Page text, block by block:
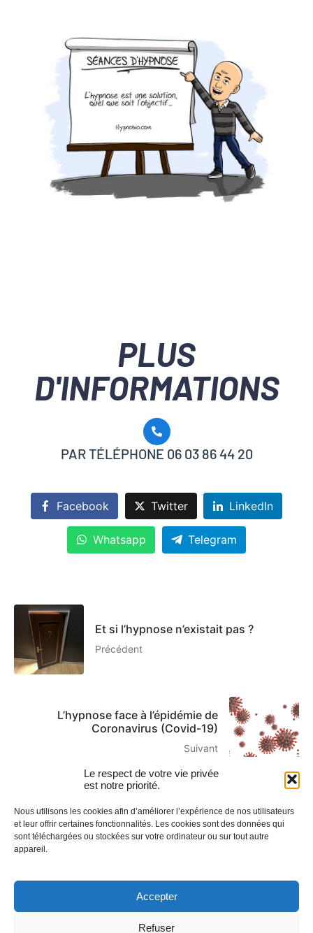
Le respect de votre vie privée
est notre priorité.
Nous utilisons les cookies afin d’améliorer l’expérience de nos utilisateurs
et leur offrir certaines fonctionnalités. Les cookies sont des données qui
sont téléchargées ou stockées sur votre ordinateur ou sur tout autre
appareil.
Accepter
Refuser
PLUS
D'INFORMATIONS
PAR TÉLÉPHONE 06 03 86 44 20
Facebook Twitter LinkedIn
Whatsapp Telegram
Et si l’hypnose n’existait pas ?
Précédent
L’hypnose face à l’épidémie de
Coronavirus (Covid-19)
Suivant
Articles Recommandés